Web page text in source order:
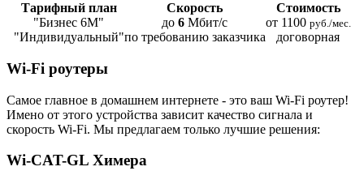
Тарифный план
Скорость
Стоимость
"Бизнес 6М"
до 6 Мбит/с от 1100 руб./мес.
"Индивидуальный"по требованию заказчика договорная
Wi-Fi роутеры
Самое главное в домашнем интернете - это ваш Wi-Fi роутер!
Имено от этого устройства зависит качество сигнала и
скорость Wi-Fi. Мы предлагаем только лучшие решения:
Wi-CAT-GL Химера